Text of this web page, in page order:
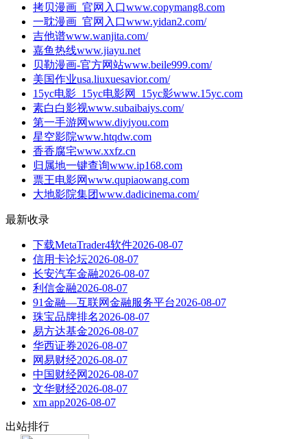
拷贝漫画_官网入口www.copymang8.com
一耽漫画_官网入口www.yidan2.com/
吉他谱www.wanjita.com/
嘉鱼热线www.jiayu.net
贝勒漫画-官方网站www.beile999.com/
美国作业usa.liuxuesavior.com/
15yc电影_15yc电影网_15yc影www.15yc.com
素白白影视www.subaibaiys.com/
第一手游网www.diyiyou.com
星空影院www.htqdw.com
香香腐宅www.xxfz.cn
归属地一键查询www.ip168.com
票王电影网www.qupiaowang.com
大地影院集团www.dadicinema.com/
最新收录
下载MetaTrader4软件2026-08-07
信用卡论坛2026-08-07
长安汽车金融2026-08-07
利信金融2026-08-07
91金融—互联网金融服务平台2026-08-07
珠宝品牌排名2026-08-07
易方达基金2026-08-07
华西证券2026-08-07
网易财经2026-08-07
中国财经网 2026-08-07
文华财经2026-08-07
xm app2026-08-07
出站排行